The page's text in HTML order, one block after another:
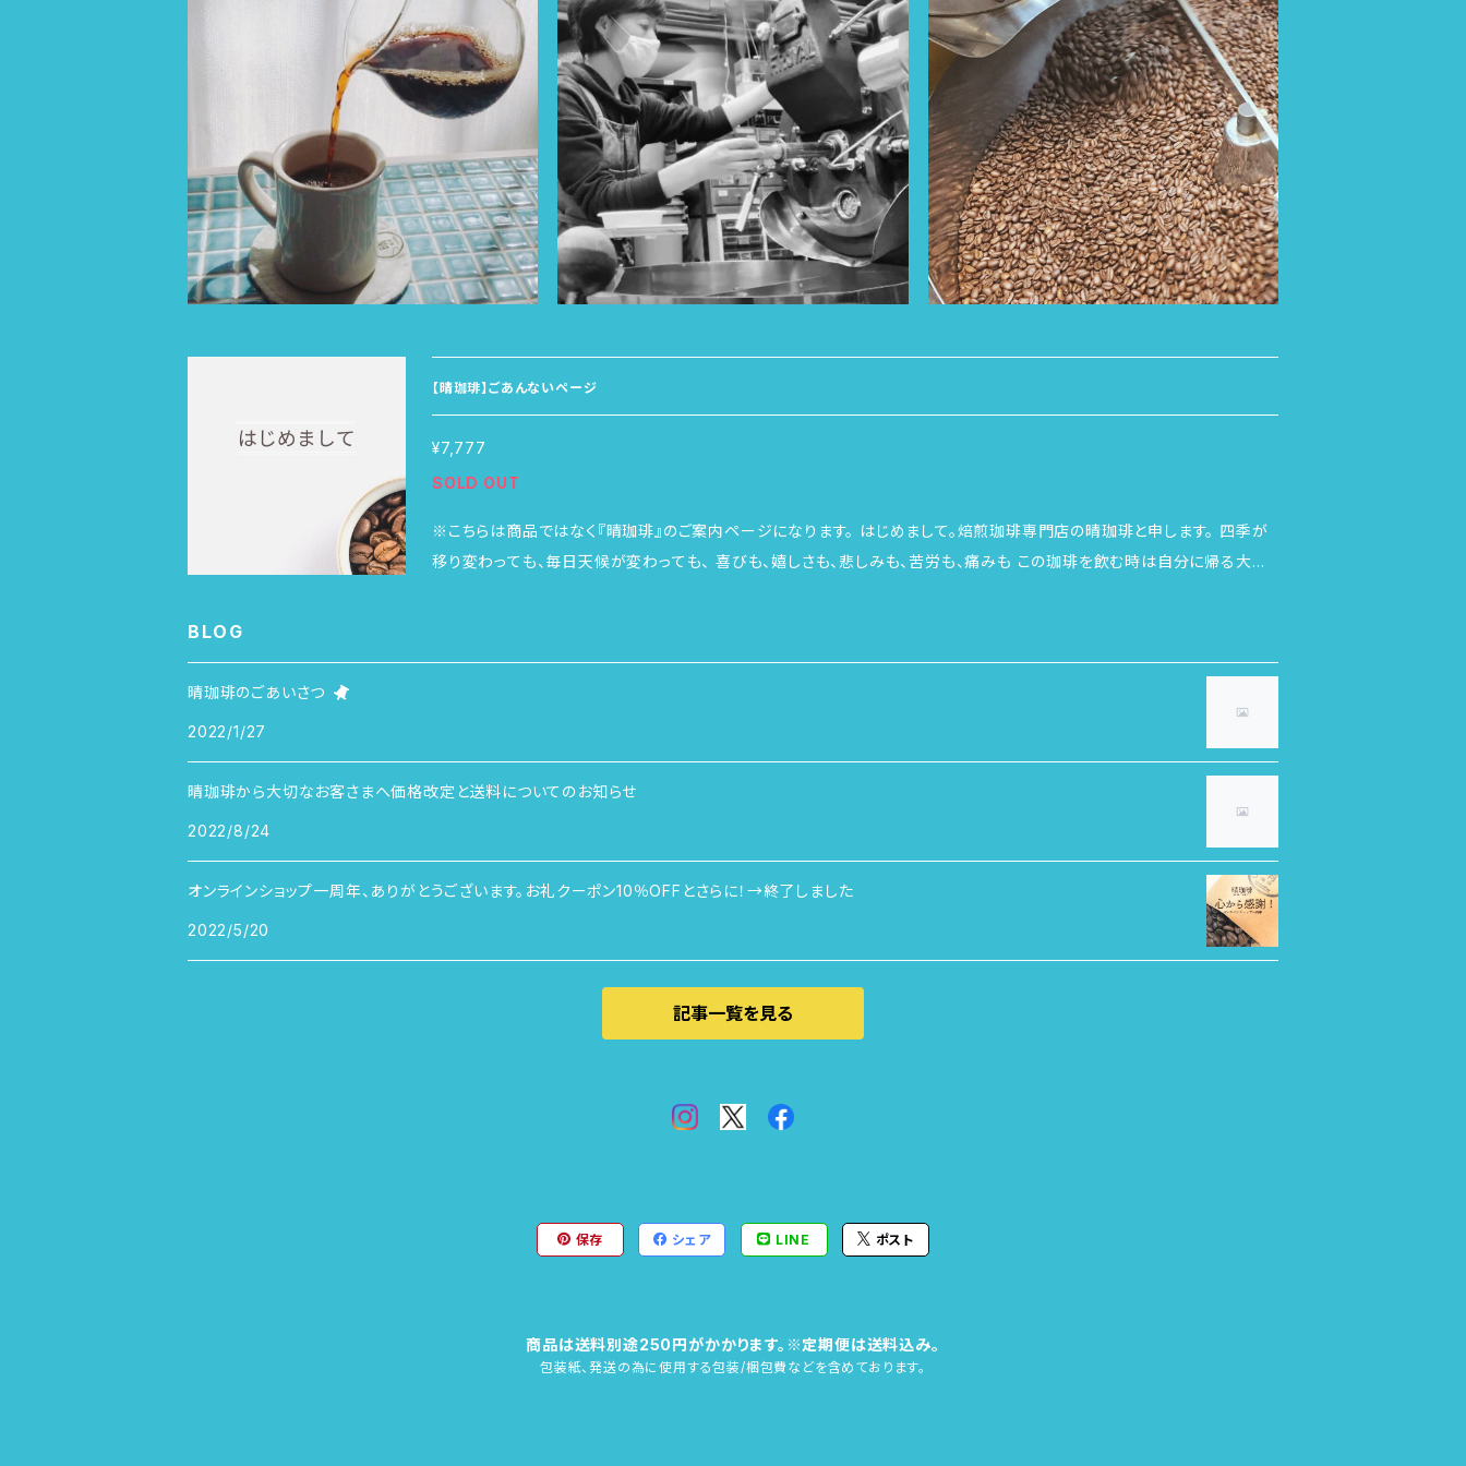
【晴珈琲】ごあんないページ
¥7,777
SOLD OUT
※こちらは商品ではなく『晴珈琲』のご案内ページになります。 はじめまして。焙煎珈琲専門店の晴珈琲と申します。 四季が
移り変わっても、毎日天候が変わっても、 喜びも、嬉しさも、悲しみも、苦労も、痛みも この珈琲を飲む時は自分に帰る大事
珈琲やドリップバッグなども販売しており焙煎予定で商品を入替えます。 珈琲は焙煎後10日以内のものをお届けしていま
す。 焙煎直後の珈琲をお出しすることもありますが、店主のオススメは焙煎後から7日以降のもの。日の経過と共に味に深ま
は珍しい珈琲豆も登場することも。 随時更新します。サイトを訪れて頂けると嬉しいです。 ※珈琲は【豆】【粉に挽いて】【水出
し珈琲用】３種をお選びできます。 ※送料込みのお値段です。 「クリックポスト」か「ゆうパック」でご対応します。 ※随時、イベ
可は 必要ありませんが「食品衛生責任者」の資格を有しています。 ※犬や猫などの動物は飼育しておりません。
BLOG
晴珈琲のごあいさつ
2022/1/27
晴珈琲から大切なお客さまへ価格改定と送料についてのお知らせ
2022/8/24
オンラインショップ一周年、ありがとうございます。お礼クーポン10％OFFとさらに！→終了しました
2022/5/20
記事一覧を見る
保存 シェア LINE ポスト
商品は送料別途250円がかかります。※定期便は送料込み。
包装紙、発送の為に使用する包装/梱包費などを含めております。